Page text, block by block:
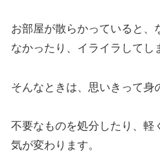
お部屋が散らかっていると
なかったり、イライラしてし
そんなときは、思いきって身
不要なものを処分したり、軽
気が変わります。